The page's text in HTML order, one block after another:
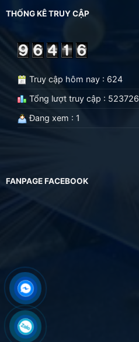
THỐNG KÊ TRUY CẬP
Truy cập hôm nay : 624
Tổng lượt truy cập : 523726
Đang xem : 1
FANPAGE FACEBOOK